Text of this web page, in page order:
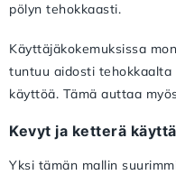
pölyn tehokkaasti.
Käyttäjäkokemuksissa
tuntuu aidosti tehokkaalta
käyttöä. Tämä auttaa
Kevyt ja ketterä
Yksi tämän mallin